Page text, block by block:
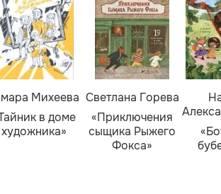
Михеева
в доме
художника»
Светлана Горева
«Приключения
сыщика Рыжего
Фокса»